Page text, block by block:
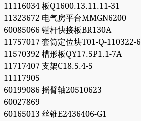
11116034 板Q1600.13.11.11-31
11323672 电气房平台MMGN6200
60085066 镗杆快接板BR130A
11757017 套筒定位块T01-Q-110322-6
11570392 槽形板QY17.5P1.1-7A
11717407 支架C18.5.4-5
11117905
60199086 摇臂轴20510623
60027869
60165013 丝锥E2436406-G1